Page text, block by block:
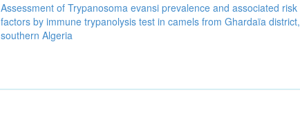
Assessment of Trypanosoma evansi prevalence and associated risk
factors by immune trypanolysis test in camels from Ghardaïa district,
southern Algeria